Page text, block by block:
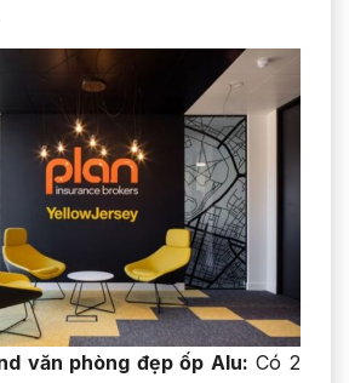
văn phòng đẹp ốp Alu: Có 2